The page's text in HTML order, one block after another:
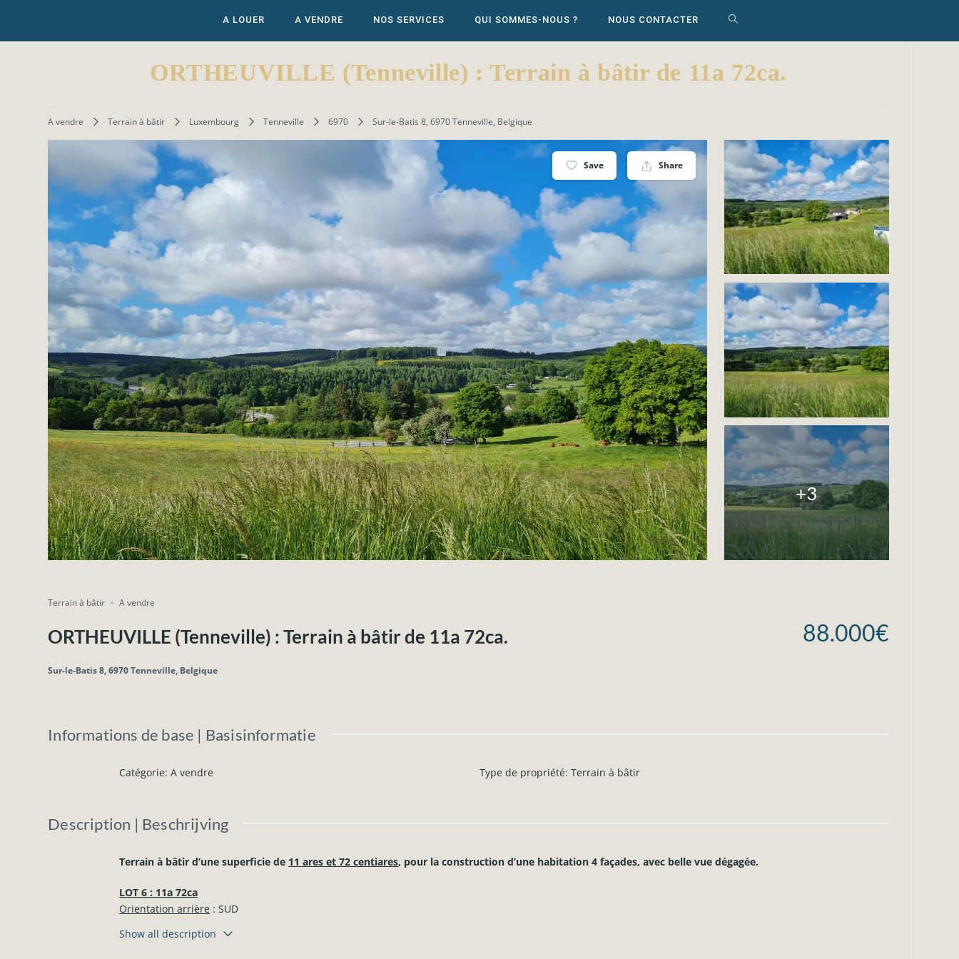
A LOUER A VENDRE NOS SERVICES QUI SOMMES-NOUS ? NOUS CONTACTER TOGGLE
WEBSITE
ORTHEUVILLE (Tenneville) : Terrain à bâtir de 11a 72ca.
A vendre Terrain à bâtir Luxembourg Tenneville 6970 Sur-le-Batis 8, 6970 Tenneville, Belgique
Save Share
+3
Terrain à bâtir A vendre
ORTHEUVILLE (Tenneville) : Terrain à bâtir de 11a 72ca.
Sur-le-Batis 8, 6970 Tenneville, Belgique
88.000€
Informations de base | Basisinformatie
Catégorie: A vendre Type de propriété: Terrain à bâtir
Description | Beschrijving
Terrain à bâtir d’une superficie de 11 ares et 72 centiares, pour la construction d’une habitation 4 façades, avec belle vue dégagée.
LOT 6 : 11a 72ca
Orientation arrière : SUD
Profondeur parcelle: +- 50,69 à 60,81 mètres
Show all description